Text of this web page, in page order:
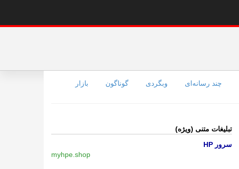
چند رسانه‌ای وبگردی گوناگون بازار
تبلیغات متنی (ویژه)
سرور HP
myhpe.shop